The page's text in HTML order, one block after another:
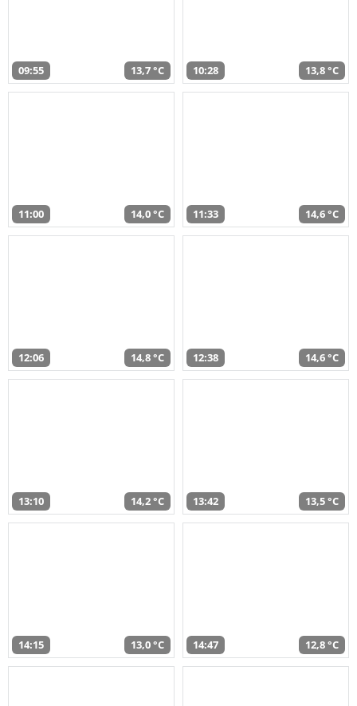
09:55 13,7 °C 10:28 13,8 °C
11:00 14,0 °C 11:33 14,6 °C
12:06 14,8 °C 12:38 14,6 °C
13:10 14,2 °C 13:42 13,5 °C
14:15 13,0 °C 14:47 12,8 °C